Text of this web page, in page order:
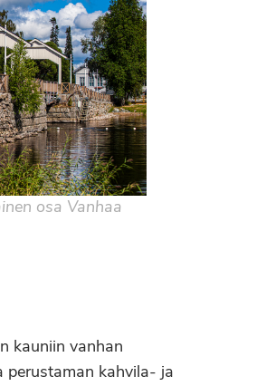
osa Vanhaa
kauniin vanhan
perustaman kahvila- ja